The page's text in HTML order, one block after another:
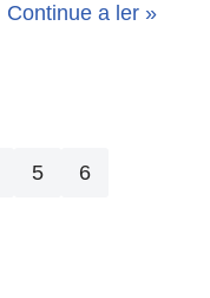
Continue a ler »
5 6